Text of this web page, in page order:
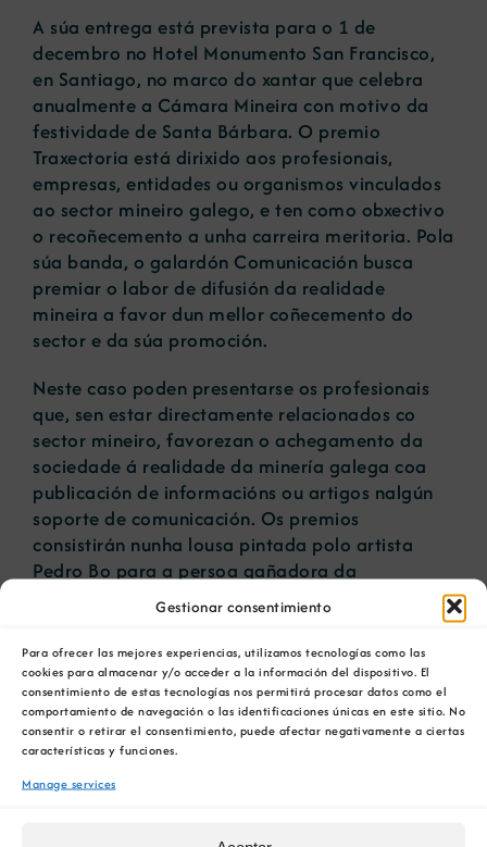
Gestionar consentimiento
Para ofrecer las mejores experiencias, utilizamos tecnologías como las
cookies para almacenar y/o acceder a la información del dispositivo. El
consentimiento de estas tecnologías nos permitirá procesar datos como el
comportamiento de navegación o las identificaciones únicas en este sitio. No
consentir o retirar el consentimiento, puede afectar negativamente a ciertas
características y funciones.
Manage services
A súa entrega está prevista para o 1 de
decembro no Hotel Monumento San Francisco,
en Santiago, no marco do xantar que celebra
anualmente a Cámara Mineira con motivo da
festividade de Santa Bárbara. O premio
Traxectoria está dirixido aos profesionais,
empresas, entidades ou organismos vinculados
ao sector mineiro galego, e ten como obxectivo
o recoñecemento a unha carreira meritoria. Pola
súa banda, o galardón Comunicación busca
premiar o labor de difusión da realidade
mineira a favor dun mellor coñecemento do
sector e da súa promoción.
Neste caso poden presentarse os profesionais
que, sen estar directamente relacionados co
sector mineiro, favorezan o achegamento da
sociedade á realidade da minería galega coa
publicación de informacións ou artigos nalgún
soporte de comunicación. Os premios
consistirán nunha lousa pintada polo artista
Pedro Bo para a persoa gañadora da
modalidade Traxectoria e nunha fin de semana
para dúas persoas nun balneario de Galicia
para a persoa gañadora da modalidade
Comunicación. En ambos os casos recibirán
tamén un diploma honorífico.
PRESENTACIÓN DE CANDIDATURAS
As persoas interesadas en presentar unha
candidatura poden obter o formulario preciso a